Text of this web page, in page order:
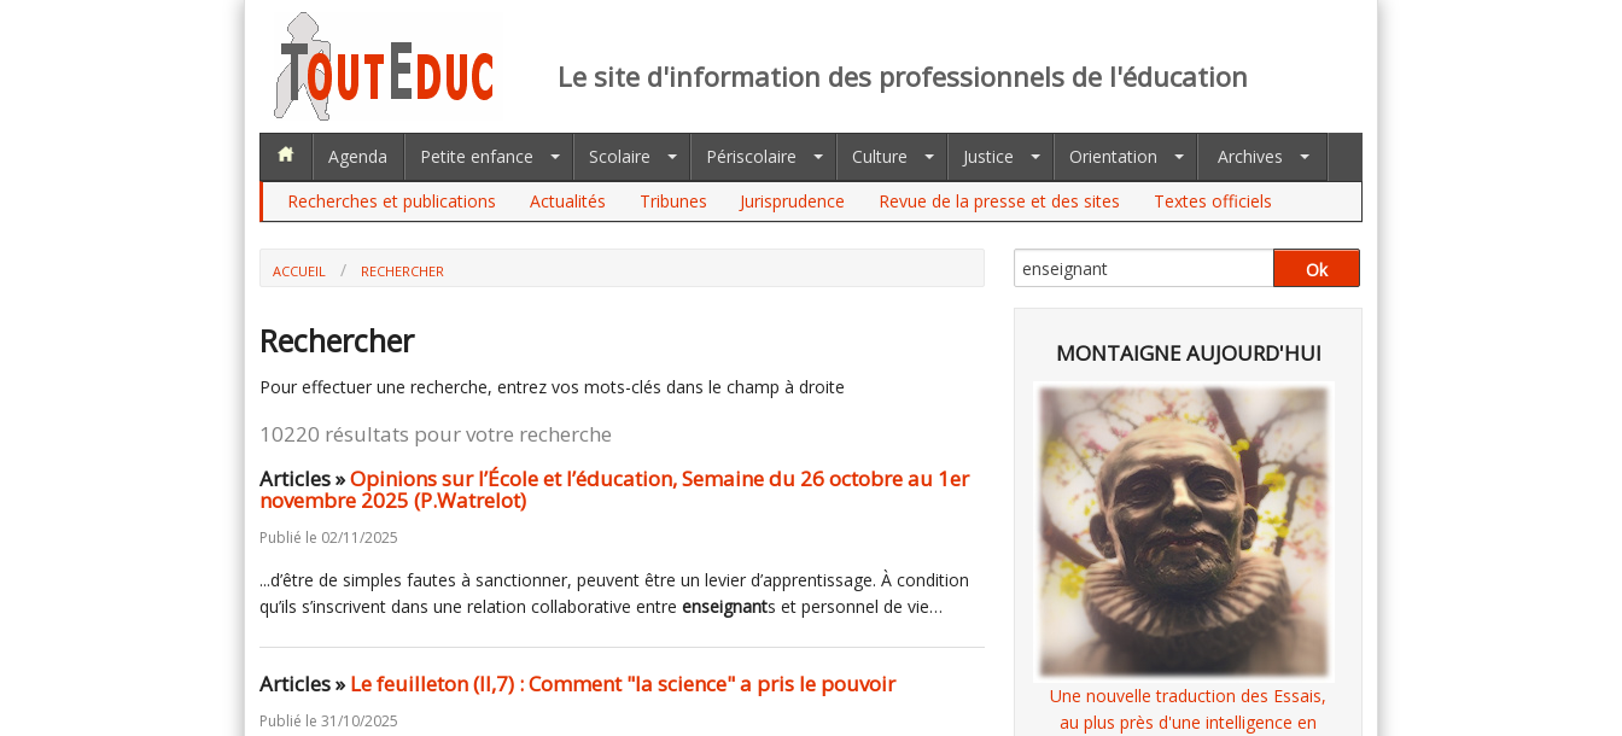
Le site d'information des professionnels de l'éducation
Agenda Petite enfance Scolaire Périscolaire Culture Justice Orientation
Archives
Recherches et publications
Actualités Tribunes Jurisprudence Revue de la presse et des sites Textes officiels
ACCUEIL RECHERCHER
Rechercher
Pour effectuer une recherche, entrez vos mots-clés dans le champ à droite
10220 résultats pour votre recherche
Articles »Opinions sur l’École et l’éducation, Semaine du 26 octobre au 1er
novembre 2025 (P.Watrelot)
Publié le 02/11/2025
...d’être de simples fautes à sanctionner, peuvent être un levier d’apprentissage. À condition
qu’ils s’inscrivent dans une relation collaborative entre enseignants et personnel de vie…
Articles »Le feuilleton (II,7) : Comment "la science" a pris le pouvoir
Publié le 31/10/2025
MONTAIGNE AUJOURD'HUI
Une nouvelle traduction des Essais,
au plus près d'une intelligence en